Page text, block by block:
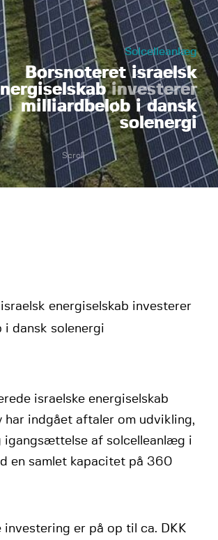
Solcelleanlæg
Børsnoteret israelsk
investerer
milliardbeløb i dansk
solenergi
Scroll
energiselskab investerer
i dansk solenergi
israelske energiselskab
har indgået aftaler om udvikling,
igangsættelse af solcelleanlæg i
en samlet kapacitet på 360
investering er på op til ca. DKK